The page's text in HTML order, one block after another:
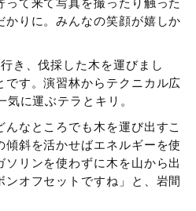
かりに。みんなの笑顔が嬉しか
き、伐採した木を運びまし
です。演習林からテクニカル広
に運ぶテラとキリ。
なところでも木を運び出すこ
傾斜を活かせばエネルギーを使
リンを使わずに木を山から出
オフセットですね」と、岩間